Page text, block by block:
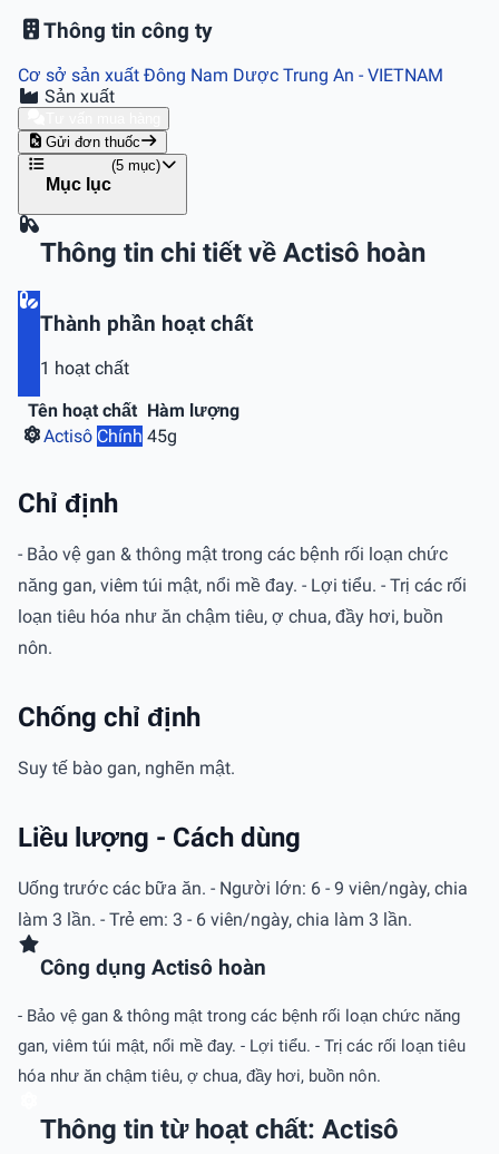
Thông tin công ty
Cơ sở sản xuất Ðông Nam Dược Trung An - VIETNAM
Sản xuất
Gửi đơn thuốc
Mục lục
(5 mục)
Thông tin chi tiết về Actisô hoàn
Thành phần hoạt chất
1 hoạt chất
Tên hoạt chất Hàm lượng
Actisô Chính 45g
Chỉ định
- Bảo vệ gan & thông mật trong các bệnh rối loạn chức
năng gan, viêm túi mật, nổi mề đay. - Lợi tiểu. - Trị các rối
loạn tiêu hóa như ăn chậm tiêu, ợ chua, đầy hơi, buồn
nôn.
Chống chỉ định
Suy tế bào gan, nghẽn mật.
Liều lượng - Cách dùng
Uống trước các bữa ăn. - Người lớn: 6 - 9 viên/ngày, chia
làm 3 lần. - Trẻ em: 3 - 6 viên/ngày, chia làm 3 lần.
Công dụng Actisô hoàn
- Bảo vệ gan & thông mật trong các bệnh rối loạn chức năng
gan, viêm túi mật, nổi mề đay. - Lợi tiểu. - Trị các rối loạn tiêu
hóa như ăn chậm tiêu, ợ chua, đầy hơi, buồn nôn.
Thông tin từ hoạt chất: Actisô